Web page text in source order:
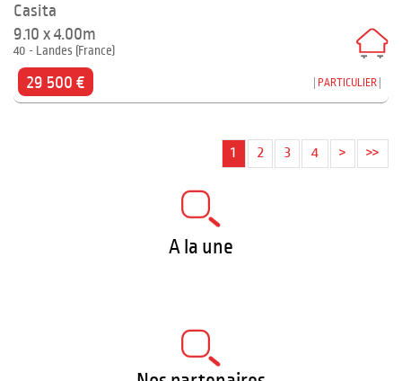
Casita
9.10 x 4.00m
40 - Landes (France)
29 500 € PARTICULIER
1 2 3 4 > >>
A la une